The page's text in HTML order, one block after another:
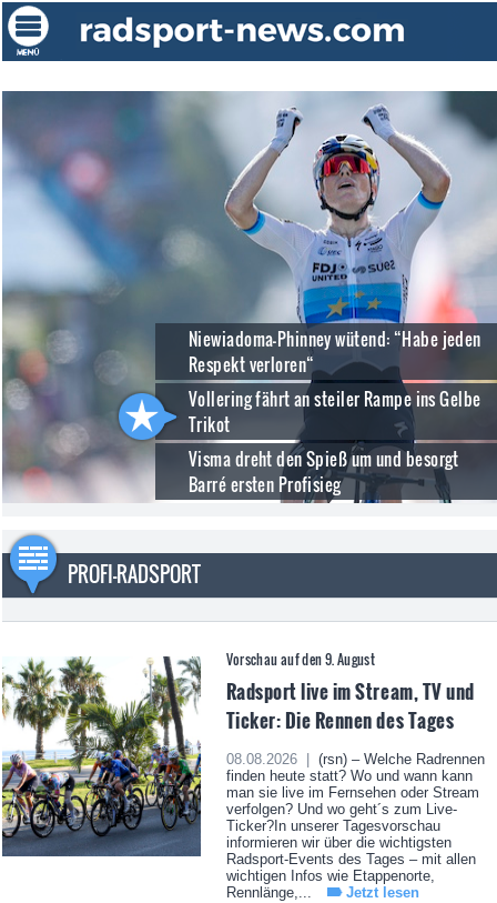
Niewiadoma-Phinney wütend: “Habe jeden
Respekt verloren“
Vollering fährt an steiler Rampe ins Gelbe
Trikot
Visma dreht den Spieß um und besorgt
Barré ersten Profisieg
PROFI-RADSPORT
Vorschau auf den 9. August
Radsport live im Stream, TV und
Ticker: Die Rennen des Tages
08.08.2026 |
(rsn) – Welche Radrennen
finden heute statt? Wo und wann kann
man sie live im Fernsehen oder Stream
verfolgen? Und wo geht´s zum Live-
Ticker?In unserer Tagesvorschau
informieren wir über die wichtigsten
Radsport-Events des Tages – mit allen
wichtigen Infos wie Etappenorte,
Rennlänge,...
Jetzt lesen